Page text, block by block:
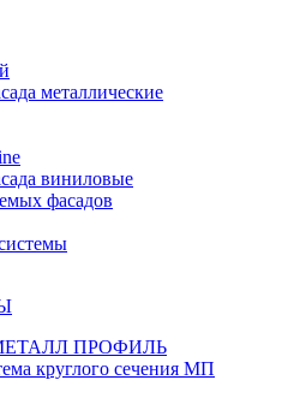
металлические
виниловые
фасадов
МЕТАЛЛ ПРОФИЛЬ
круглого сечения МП